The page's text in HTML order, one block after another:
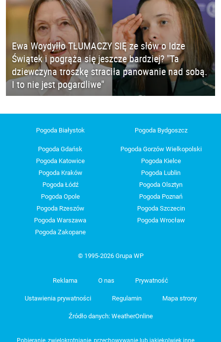
Ewa Woydyłło TŁUMACZY SIĘ ze słów o Idze
Świątek i pogrąża się jeszcze bardziej? "Ta
dziewczyna troszkę straciła panowanie nad sobą.
I to nie jest pogardliwe"
Pogoda Białystok Pogoda Bydgoszcz
Pogoda Gdańsk
Pogoda Gorzów Wielkopolski
Pogoda Katowice
Pogoda Kielce
Pogoda Kraków
Pogoda Lublin
Pogoda Łódź
Pogoda Olsztyn
Pogoda Opole
Pogoda Poznań
Pogoda Rzeszów
Pogoda Szczecin
Pogoda Warszawa
Pogoda Wrocław
Pogoda Zakopane
© 1995-2026 Grupa WP
Reklama O nas Prywatność
Ustawienia prywatności Regulamin Mapa strony
Źródło danych: WeatherOnline
Pobieranie, zwielokrotnianie, przechowywanie lub jakiekolwiek inne